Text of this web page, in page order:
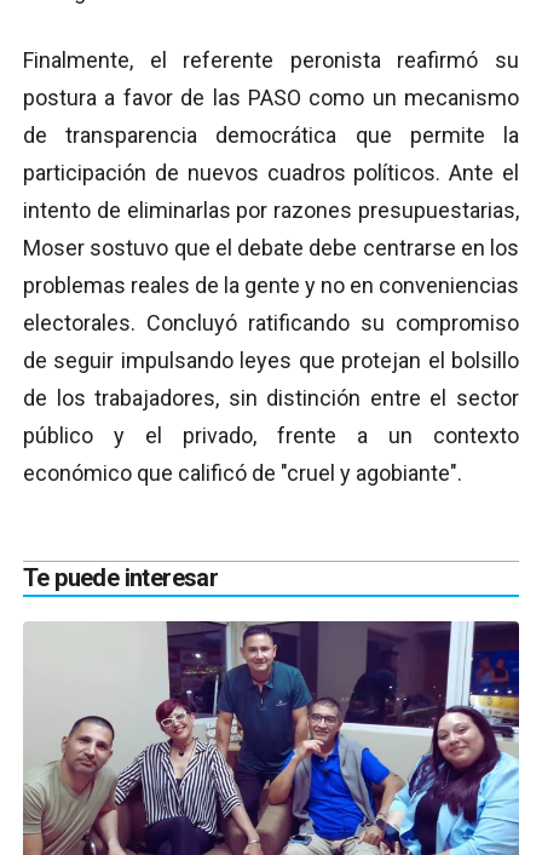
Finalmente, el referente peronista reafirmó su
postura a favor de las PASO como un mecanismo
de transparencia democrática que permite la
participación de nuevos cuadros políticos. Ante el
intento de eliminarlas por razones presupuestarias,
Moser sostuvo que el debate debe centrarse en los
problemas reales de la gente y no en conveniencias
electorales. Concluyó ratificando su compromiso
de seguir impulsando leyes que protejan el bolsillo
de los trabajadores, sin distinción entre el sector
público y el privado, frente a un contexto
económico que calificó de "cruel y agobiante".
Te puede interesar